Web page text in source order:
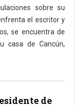
sobre su
el escritor y
se encuentra de
casa de Cancún,
de